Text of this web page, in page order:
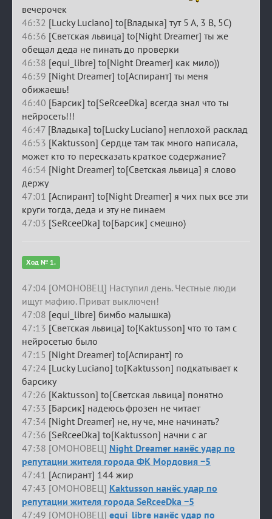
вечерочек
46:32 [Lucky Luciano] to[Владыка] тут 5 А, 3 В, 5С)
46:36 [Светская львица] to[Night Dreamer] ты же
обещал деда не пинать до проверки
46:38 [equi_libre] to[Night Dreamer] как мило))
46:39 [Night Dreamer] to[Аспирант] ты меня
обижаешь!
46:40 [Барсик] to[SeRceeDka] всегда знал что ты
нейросеть!!!
46:47 [Владыка] to[Lucky Luciano] неплохой расклад
46:53 [Kaktusson] Сердце там так много написала,
может кто то пересказать краткое содержание?
46:54 [Night Dreamer] to[Светская львица] я слово
держу
47:01 [Аспирант] to[Night Dreamer] я чих пых все эти
круги тогда, деда и эту не пинаем
47:03 [SeRceeDka] to[Барсик] смешно)
Ход № 1.
47:04 [ОМОНОВЕЦ] Наступил день. Честные люди
ищут мафию. Приват выключен!
47:08 [equi_libre] бимбо малышка)
47:13 [Светская львица] to[Kaktusson] что то там с
нейросетью было
47:15 [Night Dreamer] to[Аспирант] го
47:24 [Lucky Luciano] to[Kaktusson] подкатывает к
барсику
47:26 [Kaktusson] to[Светская львица] понятно
47:33 [Барсик] надеюсь фрозен не читает
47:34 [Night Dreamer] не, ну че, мне начинать?
47:36 [SeRceeDka] to[Kaktusson] начни с аг
47:38 [ОМОНОВЕЦ] Night Dreamer нанёс удар по
репутации жителя города ФК Мордовия −5
47:41 [Аспирант] 144 жир
47:43 [ОМОНОВЕЦ] Kaktusson нанёс удар по
репутации жителя города SeRceeDka −5
47:49 [ОМОНОВЕЦ] equi_libre нанёс удар по